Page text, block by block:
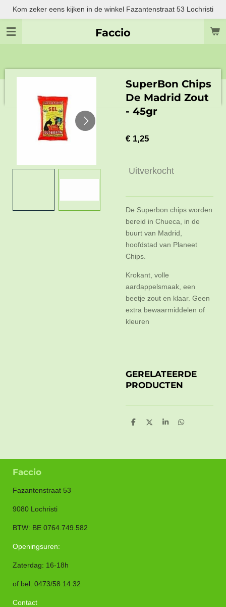
Ga
naar
Faccio
Kom zeker eens kijken in de winkel Fazantenstraat 53 Lochristi
SuperBon Chips
De Madrid Zout
- 45gr
€ 1,25
Uitverkocht
De Superbon chips worden
bereid in Chueca, in de
buurt van Madrid,
hoofdstad van Planeet
Chips.
Krokant, volle
aardappelsmaak, een
beetje zout en klaar. Geen
extra bewaarmiddelen of
kleuren
GERELATEERDE
PRODUCTEN
D
D
S
D
Faccio
Fazantenstraat 53
9080 Lochristi
BTW: BE 0764.749.582
Openingsuren:
Zaterdag: 16-18h
of bel: 0473/58 14 32
Contact